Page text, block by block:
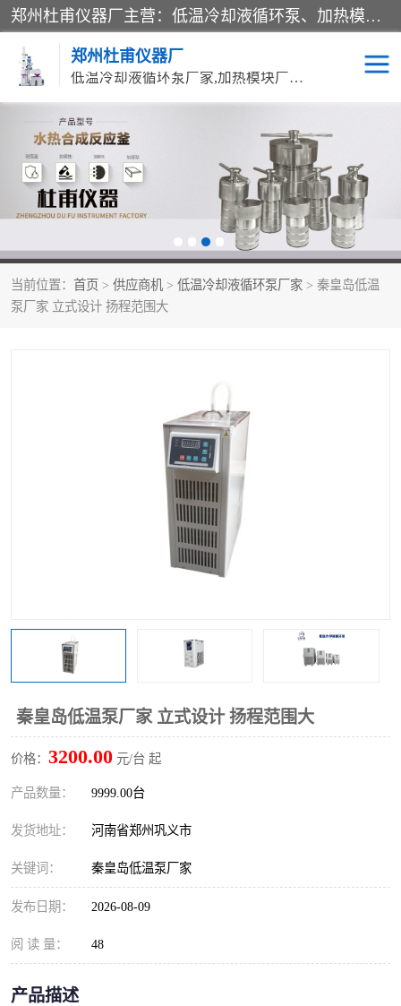
郑州杜甫仪器厂主营：低温冷却液循环泵、加热模块、水热合成反应釜、水油浴锅、旋转蒸发器、循环水真空泵等产品。郑州杜甫仪器厂在众多的教学仪器行业中依靠科技力量扬长避短、迅速发展，成为国家教委*生产教学仪器的厂家，产品具有国内良好水平，主导产品通过ISO9002质量认证。
郑州杜甫仪器厂
低温冷却液循环泵厂家,加热模块厂家,水热合成反应釜厂家,水油浴锅厂家,旋转蒸发器厂家
当前位置： 首页 > 供应商机 > 低温冷却液循环泵厂家 > 秦皇岛低温
泵厂家 立式设计 扬程范围大
秦皇岛低温泵厂家 立式设计 扬程范围大
价格： 3200.00 元/台 起
产品数量： 9999.00台
发货地址： 河南省郑州巩义市
关键词： 秦皇岛低温泵厂家
发布日期： 2026-08-09
阅 读 量： 48
产品描述
循环水真空泵厂家 水热合成反应釜厂家
低温冷却液循环泵厂家 加热模块厂家
气流烘干器
旋转蒸发器厂家 双层玻璃反应釜10L
多功能油浴锅
低温恒温反应浴槽
电动搅拌器